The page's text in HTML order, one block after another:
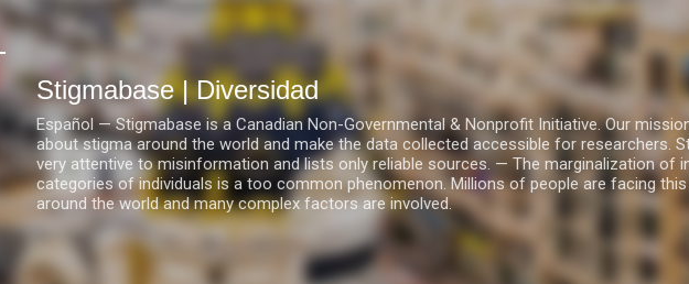
Ir al contenido principal
Stigmabase | Diversidad
Español — Stigmabase is a Canadian Non-Governmental & Nonprofit Initiative. Our
about stigma around the world and make the data collected accessible for researchers.
very attentive to misinformation and lists only reliable sources. — The marginalization of
categories of individuals is a too common phenomenon. Millions of people are facing
around the world and many complex factors are involved.